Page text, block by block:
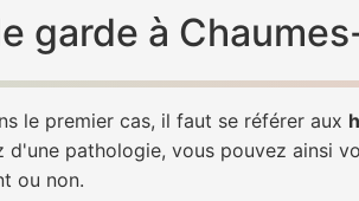
garde à
le premier cas, il faut se référer aux
d'une pathologie, vous pouvez ainsi
ou non.